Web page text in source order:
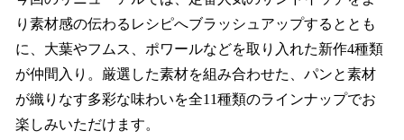
り素材感の伝わるレシピへブラッシュアップするととも
に、大葉やフムス、ポワールなどを取り入れた新作4種類
が仲間入り。厳選した素材を組み合わせた、パンと素材
が織りなす多彩な味わいを全11種類のラインナップでお
楽しみいただけます。